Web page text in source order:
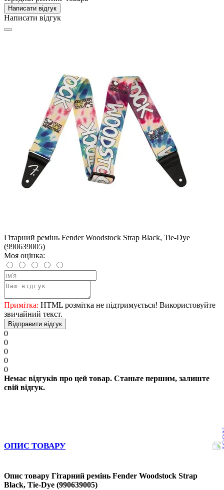
Написати відгук
Написати відгук
Гітарний ремінь Fender Woodstock Strap Black, Tie-Dye
(990639005)
Моя оцінка:
Примітка: HTML розмітка не підтримується! Використовуйте
звичайний текст.
Відправити відгук
0
0
0
0
0
Немає відгуків про цей товар. Станьте першим, залиште
свій відгук.
ОПИС ТОВАРУ
Опис товару Гітарний ремінь Fender Woodstock Strap
Black, Tie-Dye (990639005)